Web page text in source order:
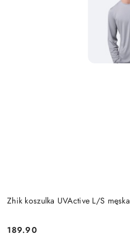
Zhik koszulka UVActive L/S męska
189.90